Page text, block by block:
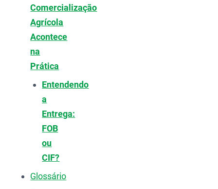
Comercialização
Agrícola
Acontece
na
Prática
Entendendo
a
Entrega:
FOB
ou
CIF?
Glossário